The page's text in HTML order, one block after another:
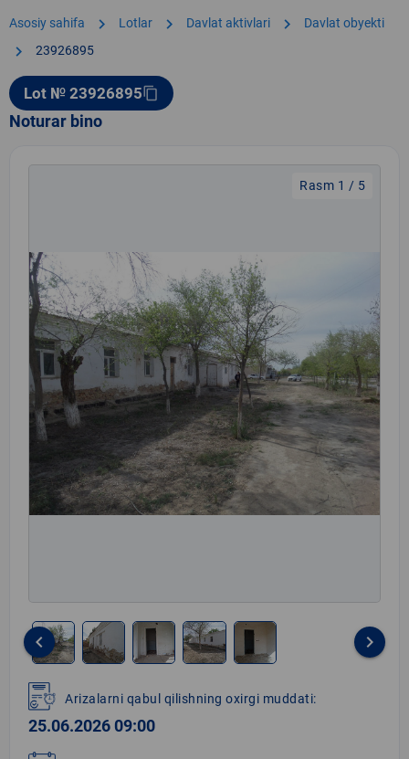
Asosiy sahifa chevron_right Lotlar chevron_right Davlat aktivlari chevron_right Davlat obyekti
chevron_right 23926895
Lot № 23926895content_copy
Noturar bino
Rasm 1 / 5
1
of
5
keyboard_arrow_left keyboard_arrow_right
Arizalarni qabul qilishning oxirgi muddati:
25.06.2026 09:00